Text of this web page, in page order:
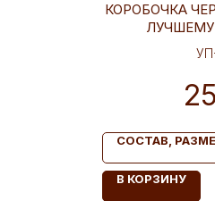
КОРОБОЧКА
25
СОСТАВ,
В КОРЗИНУ